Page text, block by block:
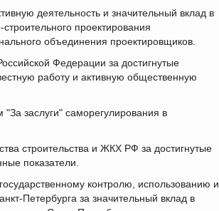
деятельность и значительный вклад в
проектирования
объединения проектировщиков.
Федерации за достигнутые
работу и активную общественную
заслуги" саморегулирования в
строительства и ЖКХ РФ за достигнутые
показатели.
контролю, использованию и
Петербурга за значительный вклад в